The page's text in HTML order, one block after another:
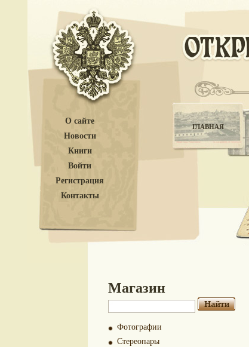
О сайте
Новости
Книги
Войти
Регистрация
Контакты
ГЛАВНАЯ
Магазин
Фотографии
Стереопары